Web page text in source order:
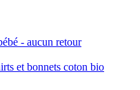
- aucun retour
et bonnets coton bio